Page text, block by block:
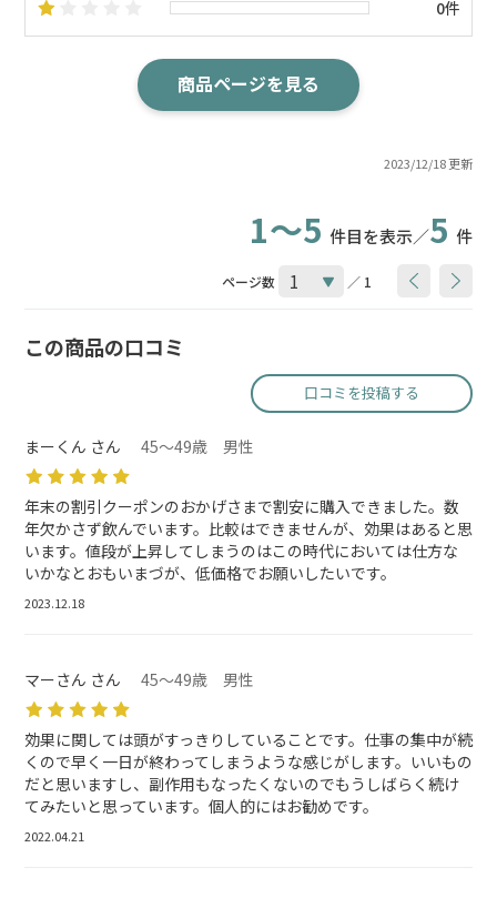
2023/12/18 更新
0件
商品ページを見る
1～5 件目を表示／5 件
ページ数 ／ 1
この商品の口コミ
口コミを投稿する
まーくん さん 45～49歳 男性
年末の割引クーポンのおかげさまで割安に購入できました。数
年欠かさず飲んでいます。比較はできませんが、効果はあると思
います。値段が上昇してしまうのはこの時代においては仕方な
いかなとおもいまづが、低価格でお願いしたいです。
2023.12.18
マーさん さん 45～49歳 男性
効果に関しては頭がすっきりしていることです。仕事の集中が続
くので早く一日が終わってしまうような感じがします。いいもの
だと思いますし、副作用もなったくないのでもうしばらく続け
てみたいと思っています。個人的にはお勧めです。
2022.04.21